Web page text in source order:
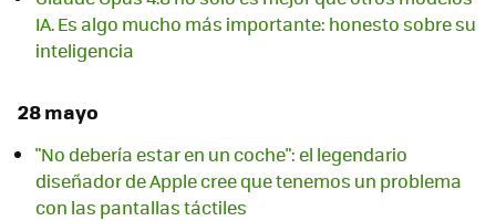
IA. Es algo mucho más importante: honesto sobre su
inteligencia
28 mayo
"No debería estar en un coche": el legendario
diseñador de Apple cree que tenemos un problema
con las pantallas táctiles